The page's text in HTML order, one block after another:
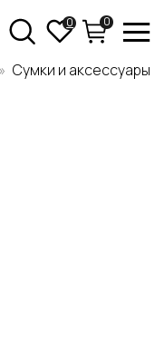
Сумки и аксессуары